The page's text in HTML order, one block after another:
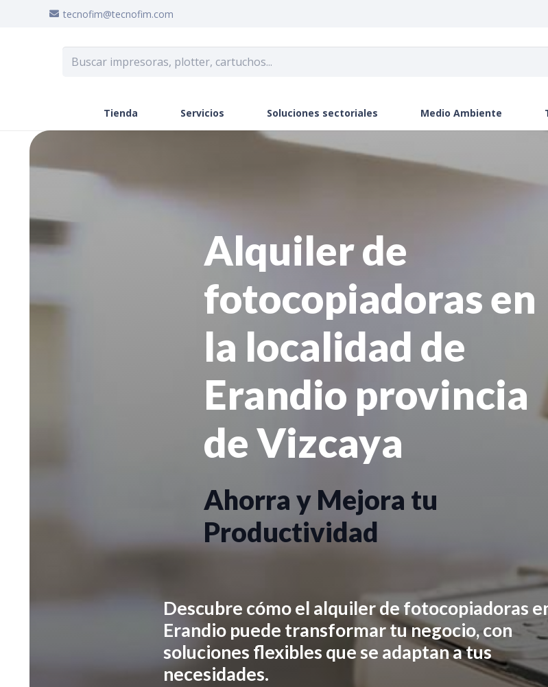
tecnofim@tecnofim.com
Tienda Servicios Soluciones sectoriales Medio Ambiente
Alquiler de
fotocopiadoras en
la localidad de
Erandio provincia
de Vizcaya
Ahorra y Mejora tu
Productividad
Descubre cómo el alquiler de fotocopiadoras
Erandio puede transformar tu negocio, con
soluciones flexibles que se adaptan a tus
necesidades.